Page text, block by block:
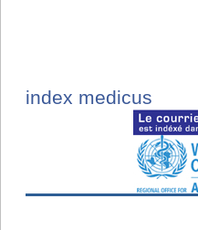
index medicus